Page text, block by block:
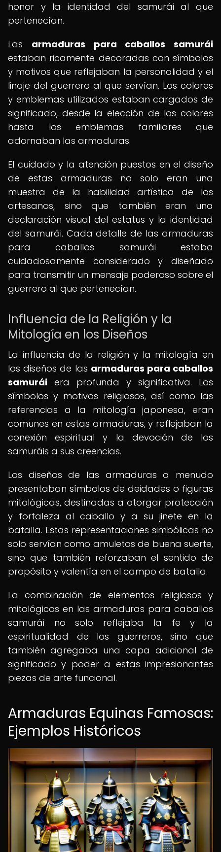
honor y la identidad del samurái al que
pertenecían.
Las armaduras para caballos samurái
estaban ricamente decoradas con símbolos
y motivos que reflejaban la personalidad y el
linaje del guerrero al que servían. Los colores
y emblemas utilizados estaban cargados de
significado, desde la elección de los colores
hasta los emblemas familiares que
adornaban las armaduras.
El cuidado y la atención puestos en el diseño
de estas armaduras no solo eran una
muestra de la habilidad artística de los
artesanos, sino que también eran una
declaración visual del estatus y la identidad
del samurái. Cada detalle de las armaduras
para caballos samurái estaba
cuidadosamente considerado y diseñado
para transmitir un mensaje poderoso sobre el
guerrero al que pertenecían.
Influencia de la Religión y la
Mitología en los Diseños
La influencia de la religión y la mitología en
los diseños de las armaduras para caballos
samurái era profunda y significativa. Los
símbolos y motivos religiosos, así como las
referencias a la mitología japonesa, eran
comunes en estas armaduras, y reflejaban la
conexión espiritual y la devoción de los
samuráis a sus creencias.
Los diseños de las armaduras a menudo
presentaban símbolos de deidades o figuras
mitológicas, destinadas a otorgar protección
y fortaleza al caballo y a su jinete en la
batalla. Estas representaciones simbólicas no
solo servían como amuletos de buena suerte,
sino que también reforzaban el sentido de
propósito y valentía en el campo de batalla.
La combinación de elementos religiosos y
mitológicos en las armaduras para caballos
samurái no solo reflejaba la fe y la
espiritualidad de los guerreros, sino que
también agregaba una capa adicional de
significado y poder a estas impresionantes
piezas de arte funcional.
Armaduras Equinas Famosas:
Ejemplos Históricos